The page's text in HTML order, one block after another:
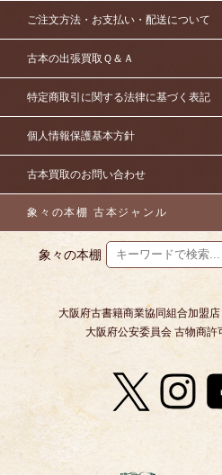
ご注文方法・お支払い・配送について
古本の出張買取Ｑ＆Ａ
特定商取引に関する法律に基づく表記
個人情報保護基本方針
古本買取のお問い合わせ
象々の本棚 古本ジャンル
象々の本棚
大阪府古書籍商業協同組合加盟
大阪府公安委員会 古物商許